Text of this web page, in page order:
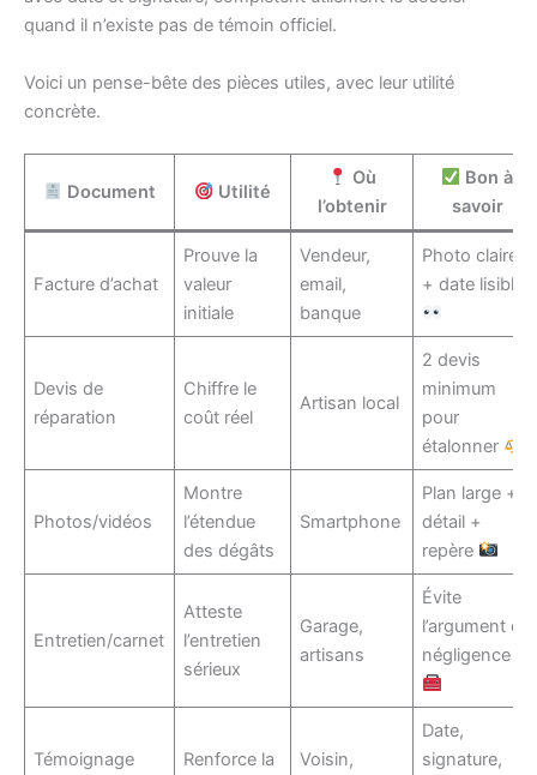
quand il n’existe pas de témoin officiel.
Voici un pense-bête des pièces utiles, avec leur utilité
concrète.
Document Utilité
Où
l’obtenir
Bon à
savoir
Facture d’achat
Prouve la
valeur
initiale
Vendeur,
email,
banque
Photo claire
+ date lisible
Devis de
réparation
Chiffre le
coût réel
Artisan local
2 devis
minimum
pour
étalonner
Photos/vidéos
Montre
l’étendue
des dégâts
Smartphone
Plan large +
détail +
repère
Entretien/carnet
Atteste
l’entretien
sérieux
Garage,
artisans
Évite
l’argument de
négligence
Témoignage
Renforce la
Voisin,
Date,
signature,